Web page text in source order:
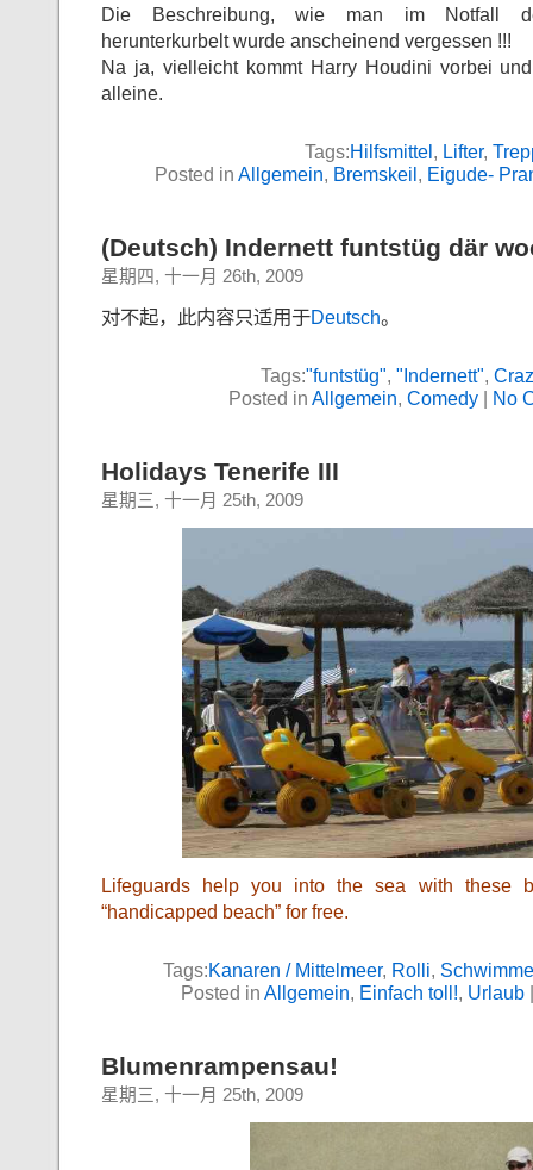
Die Beschreibung, wie man im Notfall
herunterkurbelt wurde anscheinend vergessen !!!
Na ja, vielleicht kommt Harry Houdini vorbei
alleine.
Tags:Hilfsmittel, Lifter,
Posted in Allgemein, Bremskeil, Eigude-
(Deutsch) Indernett funtstüg där
星期四, 十一月 26th, 2009
对不起，此内容只适用于Deutsch。
Tags:"funtstüg", "Indernett",
Posted in Allgemein, Comedy| No
Holidays Tenerife III
星期三, 十一月 25th, 2009
Lifeguards help you into the sea with these
“handicapped beach” for free.
Tags:Kanaren / Mittelmeer, Rolli,
Posted in Allgemein, Einfach toll!, Urlaub
Blumenrampensau!
星期三, 十一月 25th, 2009